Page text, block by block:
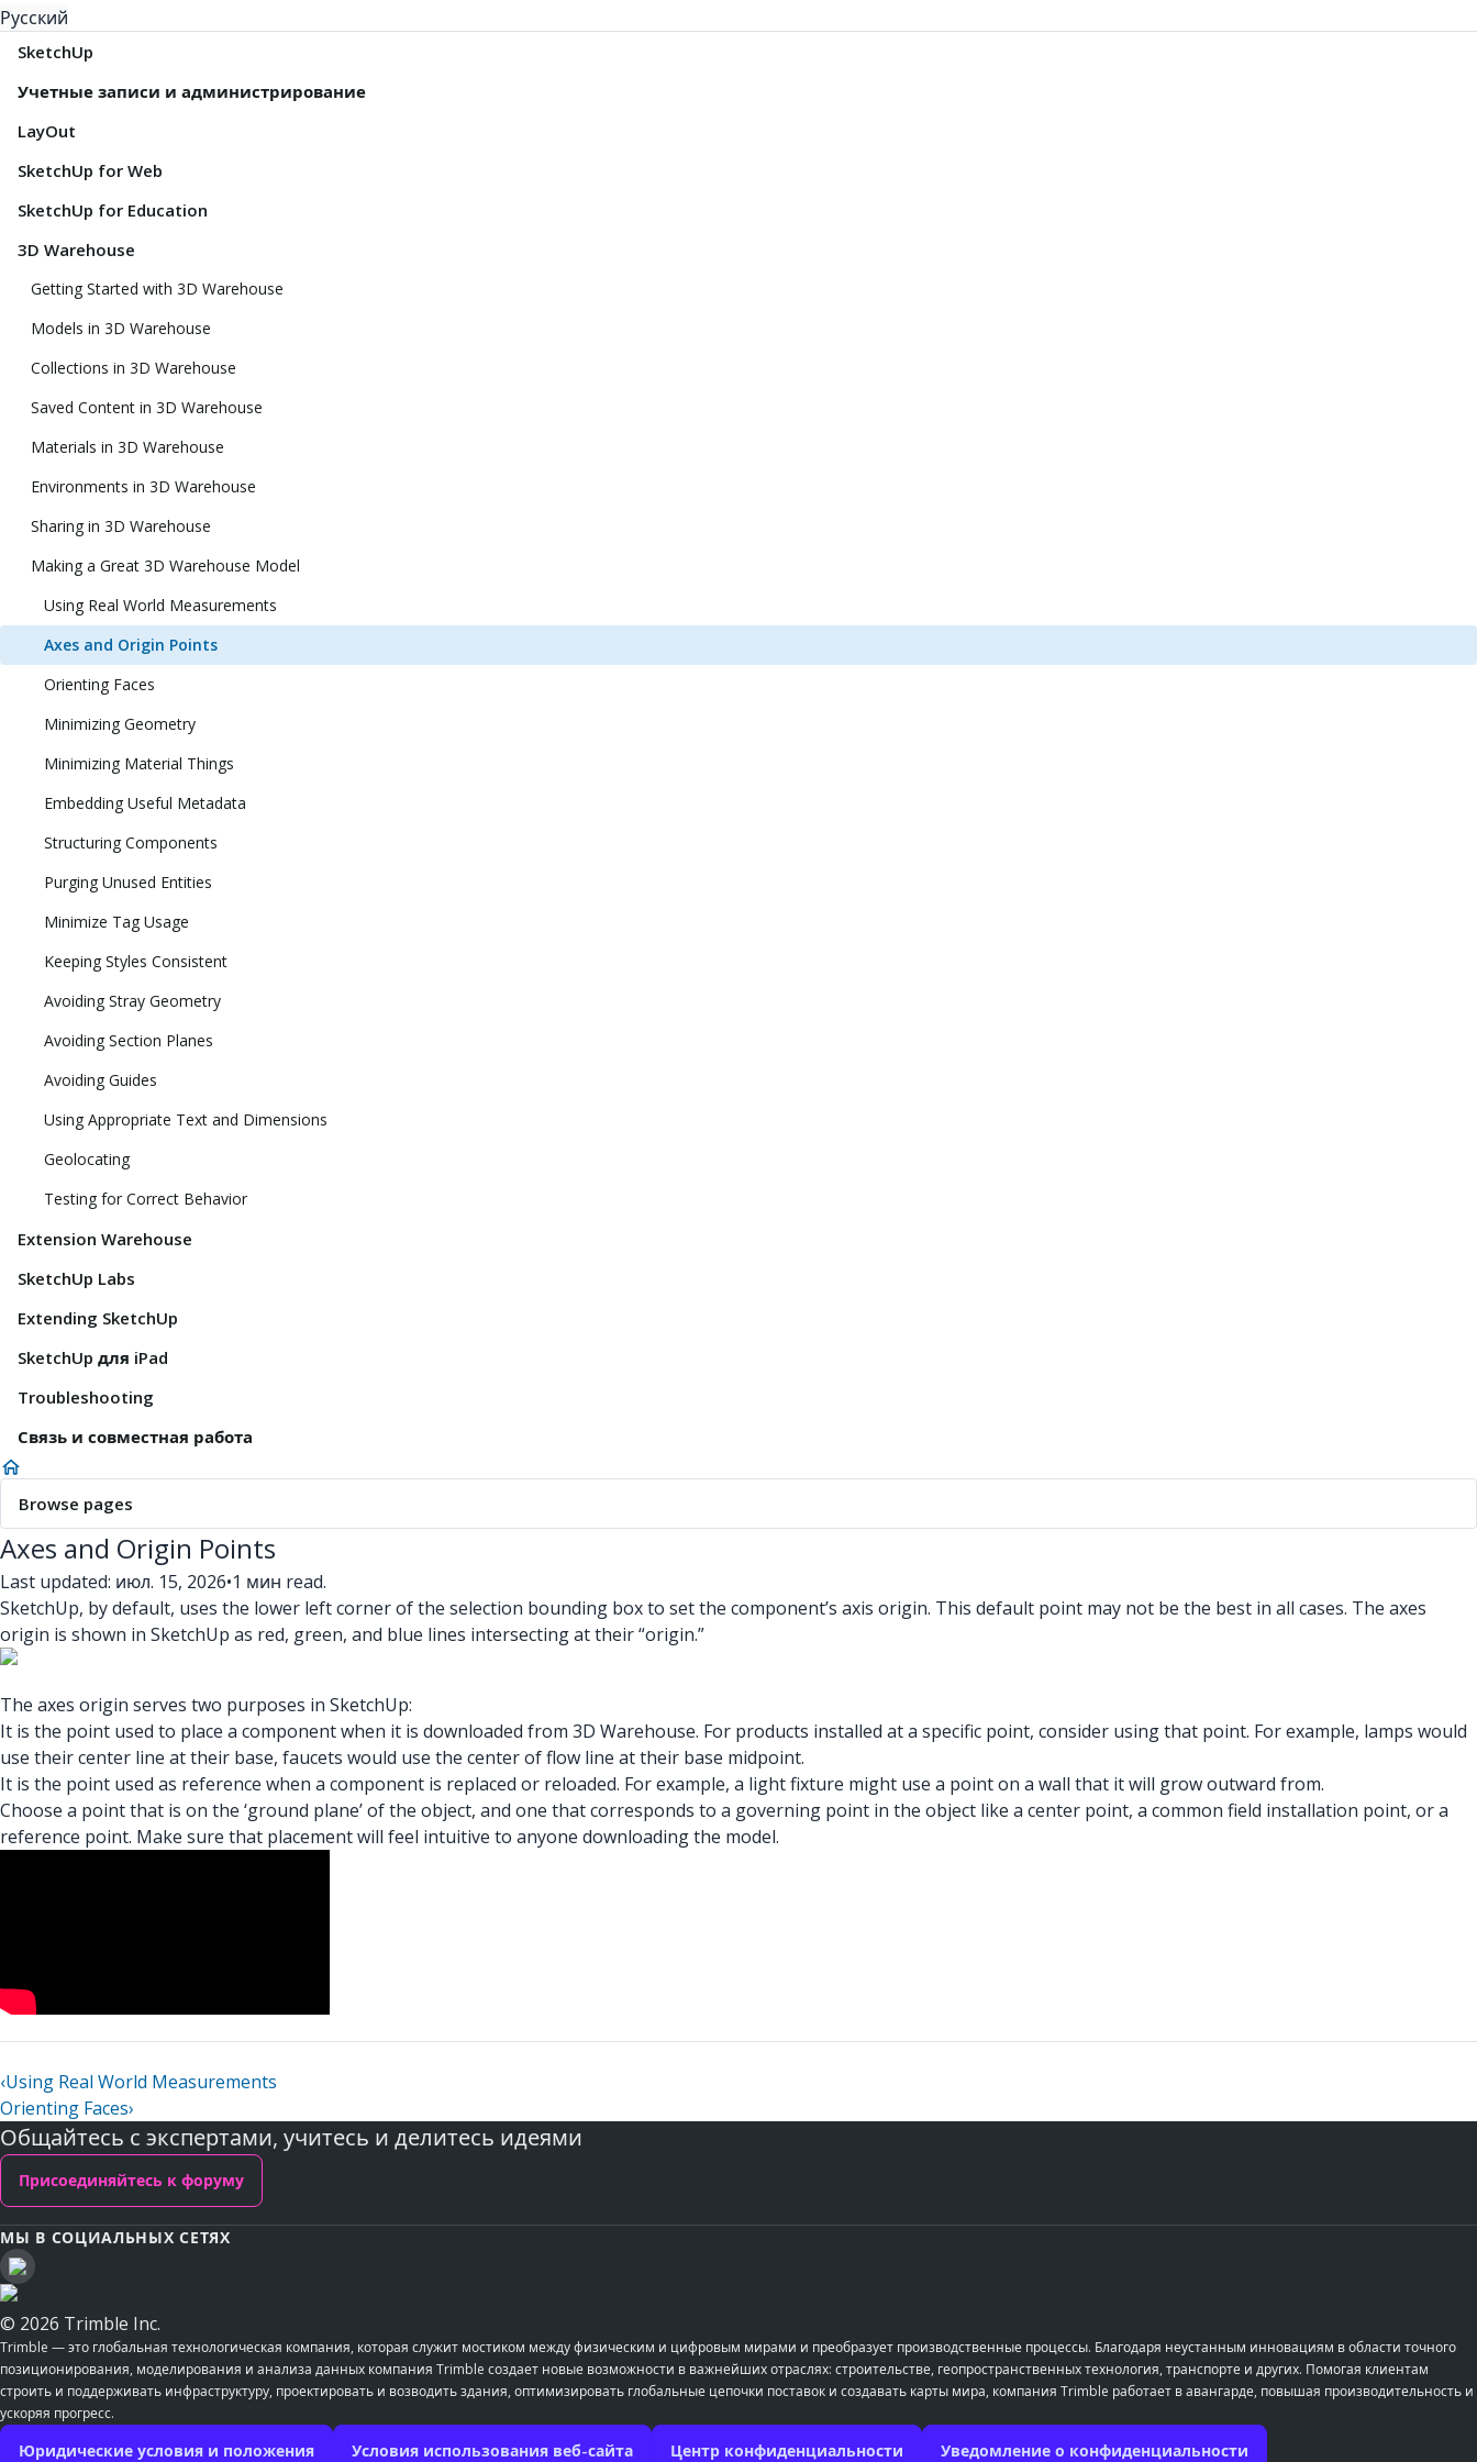
Русский
SketchUp
Учетные записи и администрирование
LayOut
SketchUp for Web
SketchUp for Education
3D Warehouse
Getting Started with 3D Warehouse
Models in 3D Warehouse
Collections in 3D Warehouse
Saved Content in 3D Warehouse
Materials in 3D Warehouse
Environments in 3D Warehouse
Sharing in 3D Warehouse
Making a Great 3D Warehouse Model
Using Real World Measurements
Axes and Origin Points
Orienting Faces
Minimizing Geometry
Minimizing Material Things
Embedding Useful Metadata
Structuring Components
Purging Unused Entities
Minimize Tag Usage
Keeping Styles Consistent
Avoiding Stray Geometry
Avoiding Section Planes
Avoiding Guides
Using Appropriate Text and Dimensions
Geolocating
Testing for Correct Behavior
Extension Warehouse
SketchUp Labs
Extending SketchUp
SketchUp для iPad
Troubleshooting
Связь и совместная работа
Browse pages
Axes and Origin Points
Last updated: июл. 15, 2026•1 мин read.
SketchUp, by default, uses the lower left corner of the selection bounding box to set the component’s axis origin. This default point may not be the best in all cases. The axes
origin is shown in SketchUp as red, green, and blue lines intersecting at their “origin.”
The axes origin serves two purposes in SketchUp:
It is the point used to place a component when it is downloaded from 3D Warehouse. For products installed at a specific point, consider using that point. For example, lamps would
use their center line at their base, faucets would use the center of flow line at their base midpoint.
It is the point used as reference when a component is replaced or reloaded. For example, a light fixture might use a point on a wall that it will grow outward from.
Choose a point that is on the ‘ground plane’ of the object, and one that corresponds to a governing point in the object like a center point, a common field installation point, or a
reference point. Make sure that placement will feel intuitive to anyone downloading the model.
‹Using Real World Measurements
Orienting Faces›
Общайтесь с экспертами, учитесь и делитесь идеями
Присоединяйтесь к форуму
МЫ В СОЦИАЛЬНЫХ СЕТЯХ
© 2026 Trimble Inc.
Trimble — это глобальная технологическая компания, которая служит мостиком между физическим и цифровым мирами и преобразует производственные процессы. Благодаря неустанным инновациям в области точного
позиционирования, моделирования и анализа данных компания Trimble создает новые возможности в важнейших отраслях: строительстве, геопространственных технология, транспорте и других. Помогая клиентам
строить и поддерживать инфраструктуру, проектировать и возводить здания, оптимизировать глобальные цепочки поставок и создавать карты мира, компания Trimble работает в авангарде, повышая производительность и
ускоряя прогресс.
Юридические условия и положения Условия использования веб-сайта Центр конфиденциальности Уведомление о конфиденциальности